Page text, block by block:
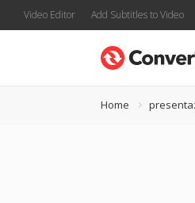
Video Editor Add Subtitles to Video
Home